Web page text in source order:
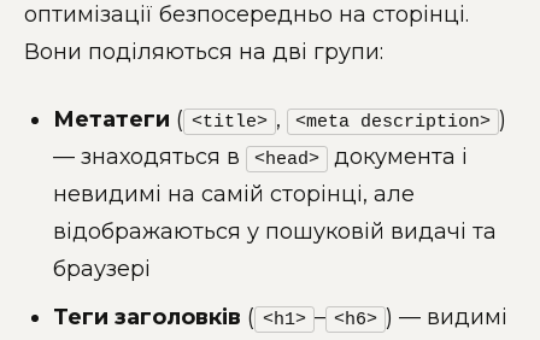
оптимізації безпосередньо на сторінці.
Вони поділяються на дві групи:
Метатеги ( <title> , <meta description> )
— знаходяться в
<head>
документа і
невидимі на самій сторінці, але
відображаються у пошуковій видачі та
браузері
Теги заголовків ( <h1> – <h6> ) — видимі